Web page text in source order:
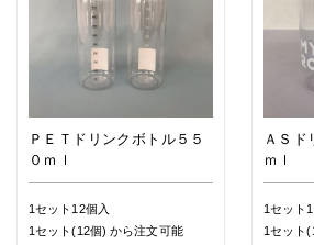
ＰＥＴドリンクボトル５５
０ｍｌ
1セット12個入
1セット(12個)から注文可能
ＡＳド
ｍｌ
1セット
1セット